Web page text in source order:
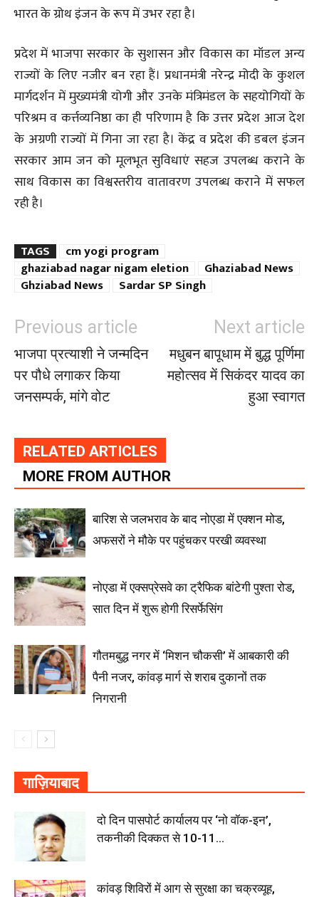
भारत के ग्रोथ इंजन के रूप में उभर रहा है।
प्रदेश में भाजपा सरकार के सुशासन और विकास का मॉडल अन्य
राज्यों के लिए नजीर बन रहा हैं। प्रधानमंत्री नरेन्द्र मोदी के कुशल
मार्गदर्शन में मुख्यमंत्री योगी और उनके मंत्रिमंडल के सहयोगियों के
परिश्रम व कर्त्तव्यनिष्ठा का ही परिणाम है कि उत्तर प्रदेश आज देश
के अग्रणी राज्यों में गिना जा रहा है। केंद्र व प्रदेश की डबल इंजन
सरकार आम जन को मूलभूत सुविधाएं सहज उपलब्ध कराने के
साथ विकास का विश्वस्तरीय वातावरण उपलब्ध कराने में सफल
रही है।
TAGS
cm yogi program
ghaziabad nagar nigam eletion
Ghaziabad News
Ghziabad News
Sardar SP Singh
Previous article
भाजपा प्रत्याशी ने जन्मदिन
पर पौधे लगाकर किया
जनसम्पर्क, मांगे वोट
Next article
मधुबन बापूधाम में बुद्ध पूर्णिमा
महोत्सव में सिकंदर यादव का
हुआ स्वागत
RELATED ARTICLES
MORE FROM AUTHOR
बारिश से जलभराव के बाद नोएडा में एक्शन मोड,
अफसरों ने मौके पर पहुंचकर परखी व्यवस्था
नोएडा में एक्सप्रेसवे का ट्रैफिक बांटेगी पुश्ता रोड,
सात दिन में शुरू होगी रिसर्फेसिंग
गौतमबुद्ध नगर में ‘मिशन चौकसी’ में आबकारी की
पैनी नजर, कांवड़ मार्ग से शराब दुकानों तक
निगरानी
गाज़ियाबाद
दो दिन पासपोर्ट कार्यालय पर ‘नो वॉक-इन’,
तकनीकी दिक्कत से 10-11...
कांवड़ शिविरों में आग से सुरक्षा का चक्रव्यूह,